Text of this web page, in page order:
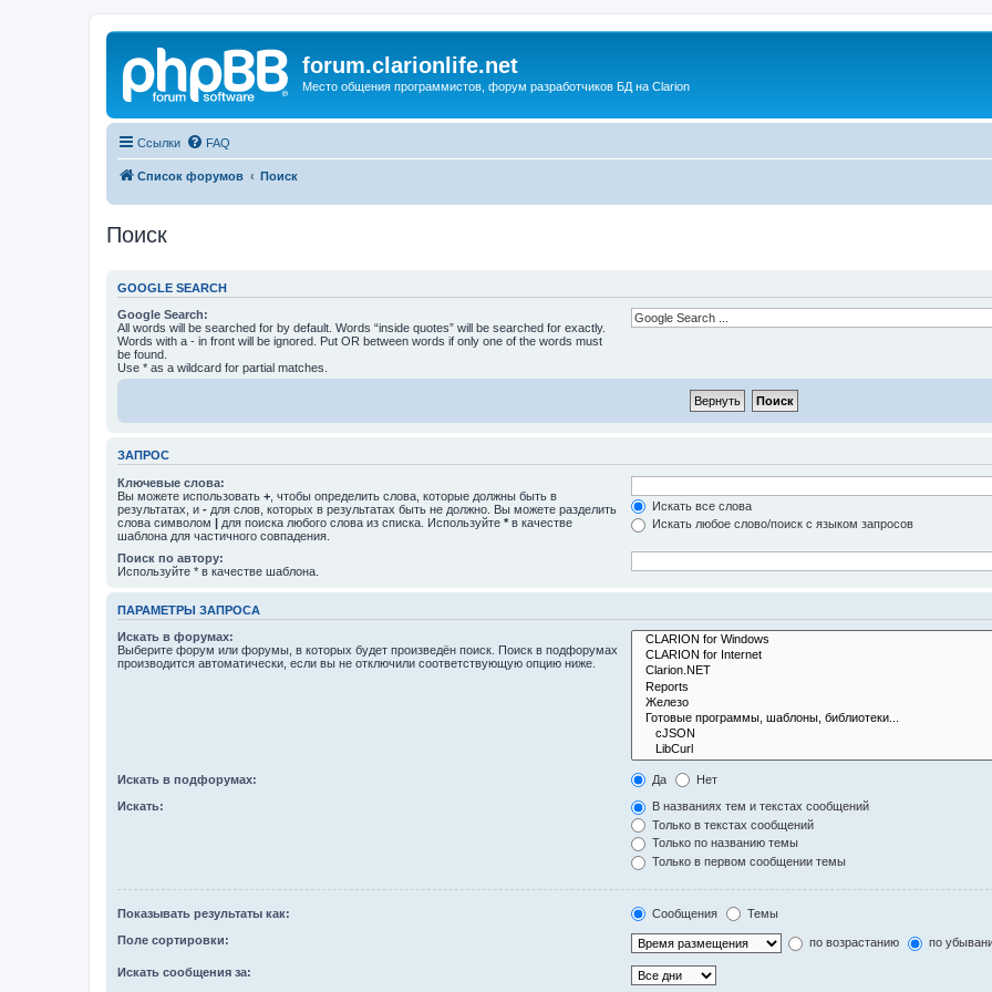
forum.clarionlife.net
Место общения программистов, форум разработчиков БД на Clarion
Ссылки FAQ
Список форумов Поиск
Поиск
GOOGLE SEARCH
Google Search:
All words will be searched for by default. Words “inside quotes” will be searched for exactly.
Words with a - in front will be ignored. Put OR between words if only one of the words must
be found.
Use * as a wildcard for partial matches.
ЗАПРОС
Ключевые слова:
Вы можете использовать + , чтобы определить слова, которые должны быть в
результатах, и - для слов, которых в результатах быть не должно. Вы можете разделить
слова символом | для поиска любого слова из списка. Используйте * в качестве
шаблона для частичного совпадения.
Искать все слова
Искать любое слово/поиск с языком запросов
Поиск по автору:
Используйте * в качестве шаблона.
ПАРАМЕТРЫ ЗАПРОСА
Искать в форумах:
Выберите форум или форумы, в которых будет произведён поиск. Поиск в подфорумах
производится автоматически, если вы не отключили соответствующую опцию ниже.
Искать в подфорумах: Да Нет
Искать:
В названиях тем и текстах сообщений
Только в текстах сообщений
Только по названию темы
Только в первом сообщении темы
Показывать результаты как: Сообщения Темы
Поле сортировки: по возрастанию по
Искать сообщения за: